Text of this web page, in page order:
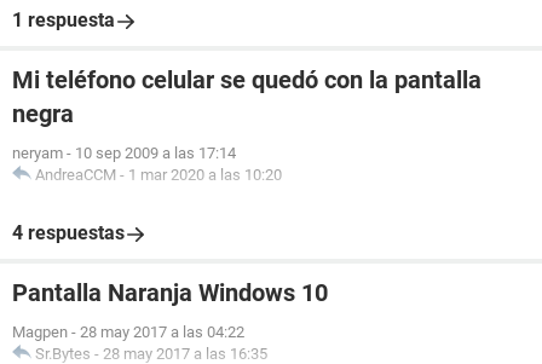
1 respuesta
Mi teléfono celular se quedó con la pantalla
negra
neryam - 10 sep 2009 a las 17:14
AndreaCCM - 1 mar 2020 a las 10:20
4 respuestas
Pantalla Naranja Windows 10
Magpen - 28 may 2017 a las 04:22
Sr.Bytes - 28 may 2017 a las 16:35